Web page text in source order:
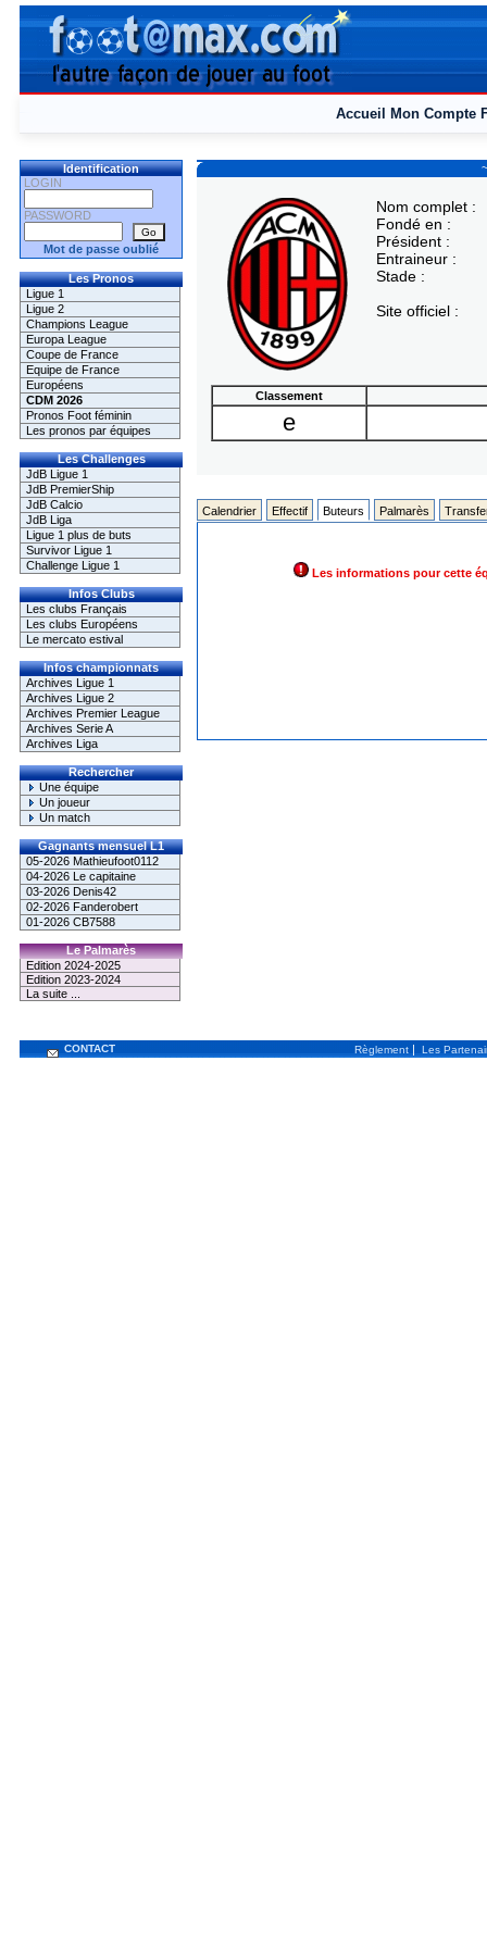
Accueil Mon Compte
Identification
LOGIN
PASSWORD
Mot de passe oublié
Les Pronos
Ligue 1
Ligue 2
Champions League
Europa League
Coupe de France
Equipe de France
Européens
CDM 2026
Pronos Foot féminin
Les pronos par équipes
Les Challenges
JdB Ligue 1
JdB PremierShip
JdB Calcio
JdB Liga
Ligue 1 plus de buts
Survivor Ligue 1
Challenge Ligue 1
Infos Clubs
Les clubs Français
Les clubs Européens
Le mercato estival
Infos championnats
Archives Ligue 1
Archives Ligue 2
Archives Premier League
Archives Serie A
Archives Liga
Rechercher
Une équipe
Un joueur
Un match
Gagnants mensuel L1
05-2026 Mathieufoot0112
04-2026 Le capitaine
03-2026 Denis42
02-2026 Fanderobert
01-2026 CB7588
Le Palmarès
Edition 2024-2025
Edition 2023-2024
La suite ...
Nom complet :
Fondé en :
Président :
Entraineur :
Stade :
Site officiel :
Classement
e
Calendrier Effectif Buteurs Palmarès
Les informations pour cette
CONTACT Règlement | Les